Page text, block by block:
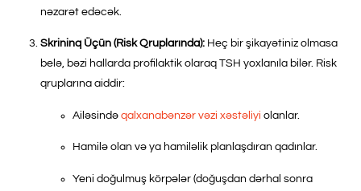
nəzarət edəcək.
Skrininq Üçün (Risk Qruplarında): Heç bir şikayətiniz olmasa
belə, bəzi hallarda profilaktik olaraq TSH yoxlanıla bilər. Risk
qruplarına aiddir:
Ailəsində qalxanabənzər vəzi xəstəliyi olanlar.
Hamilə olan və ya hamiləlik planlaşdıran qadınlar.
Yeni doğulmuş körpələr (doğuşdan dərhal sonra